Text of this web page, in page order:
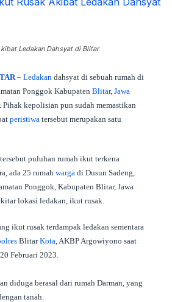
Ledakan Dahsyat di Blitar
– Ledakan dahsyat di sebuah rumah di
Ponggok Kabupaten Blitar, Jawa
Pihak kepolisian pun sudah memastikan
peristiwa tersebut merupakan satu
puluhan rumah ikut terkena
ada 25 rumah warga di Dusun Sadeng,
Ponggok, Kabupaten Blitar, Jawa
lokasi ledakan, ikut rusak.
ikut rusak terdampak ledakan sementara
BlitarKota , AKBP Argowiyono saat
Februari 2023.
diduga berasal dari rumah Darman, yang
tanah.